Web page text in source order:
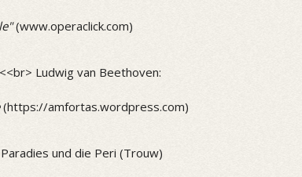
(www.operaclick.com)
Ludwig van Beethoven:
(https://amfortas.wordpress.com)
und die Peri (Trouw)